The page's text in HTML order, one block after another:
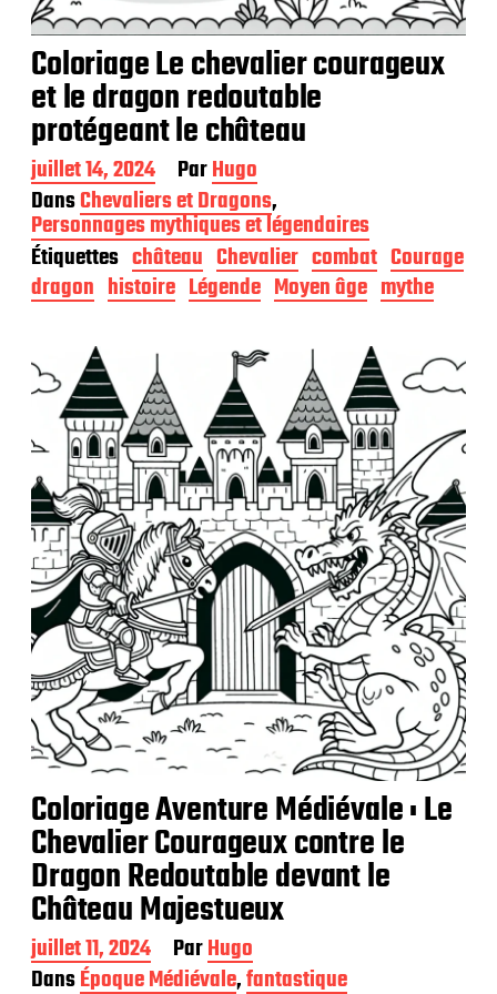
Coloriage Le chevalier courageux
et le dragon redoutable
protégeant le château
D
a
t
e
d
e
p
l
i
a
t
i
o
n
juillet 14, 2024 ParHugo
DansChevaliers et Dragons,
Personnages mythiques et légendaires
Étiquettes château Chevalier combat Courage
dragon histoire Légende Moyen âge mythe
Coloriage Aventure Médiévale : Le
Chevalier Courageux contre le
Dragon Redoutable devant le
Château Majestueux
D
a
juillet 11, 2024 ParHugo
DansÉpoque Médiévale,fantastique